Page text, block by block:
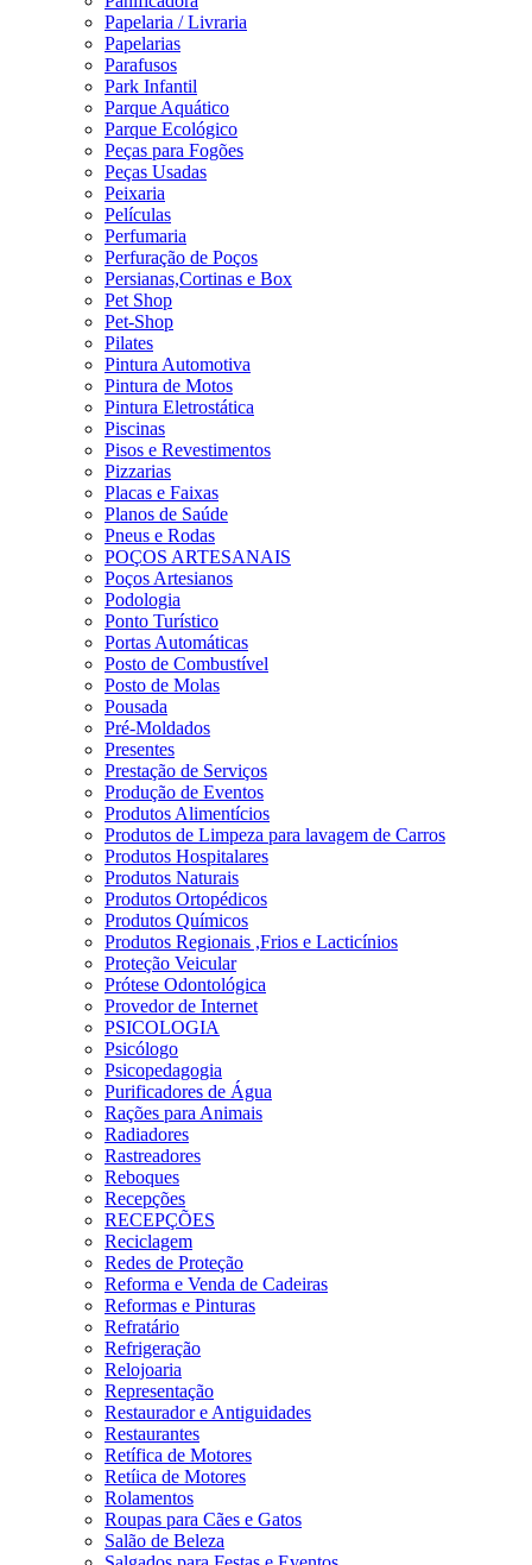
Papelaria / Livraria
Papelarias
Parafusos
Park Infantil
Parque Aquático
Parque Ecológico
Peças para Fogões
Peças Usadas
Peixaria
Películas
Perfumaria
Perfuração de Poços
Persianas,Cortinas e Box
Pet Shop
Pet-Shop
Pilates
Pintura Automotiva
Pintura de Motos
Pintura Eletrostática
Piscinas
Pisos e Revestimentos
Pizzarias
Placas e Faixas
Planos de Saúde
Pneus e Rodas
POÇOS ARTESANAIS
Poços Artesianos
Podologia
Ponto Turístico
Portas Automáticas
Posto de Combustível
Posto de Molas
Pousada
Pré-Moldados
Presentes
Prestação de Serviços
Produção de Eventos
Produtos Alimentícios
Produtos de Limpeza para lavagem de Carros
Produtos Hospitalares
Produtos Naturais
Produtos Ortopédicos
Produtos Químicos
Produtos Regionais ,Frios e Lacticínios
Proteção Veicular
Prótese Odontológica
Provedor de Internet
PSICOLOGIA
Psicólogo
Psicopedagogia
Purificadores de Água
Rações para Animais
Radiadores
Rastreadores
Reboques
Recepções
RECEPÇÕES
Reciclagem
Redes de Proteção
Reforma e Venda de Cadeiras
Reformas e Pinturas
Refratário
Refrigeração
Relojoaria
Representação
Restaurador e Antiguidades
Restaurantes
Retífica de Motores
Retíica de Motores
Rolamentos
Roupas para Cães e Gatos
Salão de Beleza